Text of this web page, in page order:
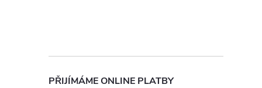
e
PŘIJÍMÁME ONLINE PLATBY